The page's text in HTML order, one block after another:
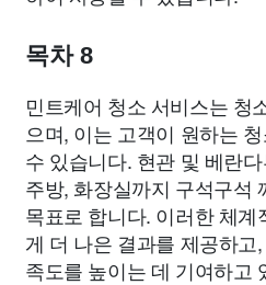
목차 8
민트케어 청소 서비스는 청
으며, 이는 고객이 원하는
수 있습니다. 현관 및 베란
주방, 화장실까지 구석구석
목표로 합니다. 이러한 체
게 더 나은 결과를 제공하
족도를 높이는 데 기여하고